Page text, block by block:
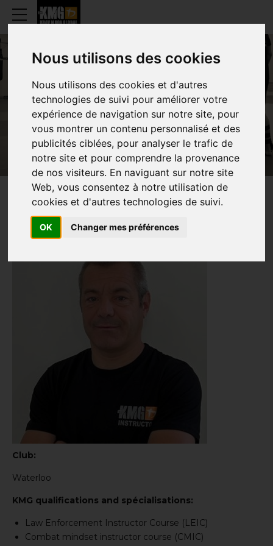
Nous utilisons des cookies
Nous utilisons des cookies et d'autres
technologies de suivi pour améliorer votre
expérience de navigation sur notre site, pour
vous montrer un contenu personnalisé et des
publicités ciblées, pour analyser le trafic de
notre site et pour comprendre la provenance
de nos visiteurs. En naviguant sur notre site
Web, vous consentez à notre utilisation de
cookies et d'autres technologies de suivi.
OK Changer mes préférences
ADRIEN BECK
PRESENTATION
Club:
Waterloo
KMG qualifications and spécialisations:
Law Enforcement Instructor Course (LEIC)
Combat mindset instructor course (CMIC)